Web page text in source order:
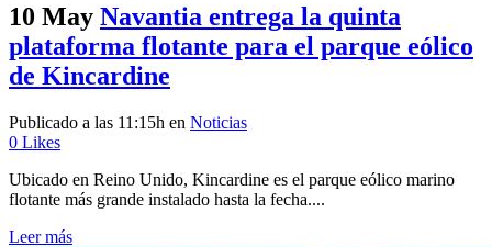
10 May Navantia entrega la quinta
plataforma flotante para el parque eólico
de Kincardine
Publicado a las 11:15h en Noticias
0 Likes
Ubicado en Reino Unido, Kincardine es el parque eólico marino
flotante más grande instalado hasta la fecha....
Leer más